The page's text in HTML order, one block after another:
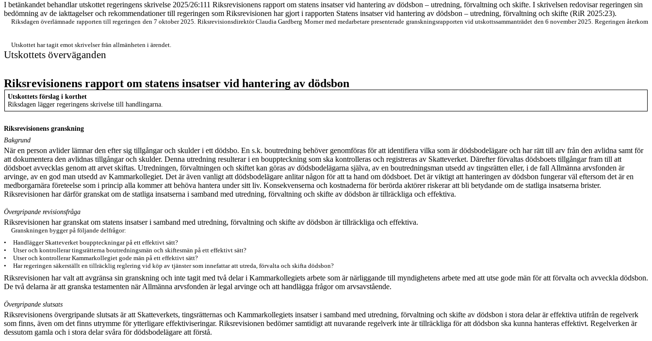
I betänkandet behandlar utskottet regeringens skrivelse 2025/26:111 Riksrevisionens rapport om statens insatser vid hantering av dödsbon – utredning, förvaltning och skifte. I skrivelsen redovisar regeringen sin
bedömning av de iakttagelser och rekommendationer till regeringen som Riksrevisionen har gjort i rapporten Statens insatser vid hantering av dödsbon – utredning, förvaltning och skifte (RiR 2025:23).
Riksdagen överlämnade rapporten till regeringen den 7 oktober 2025. Riksrevisionsdirektör Claudia Gardberg Morner med medarbetare presenterade granskningsrapporten vid utskottssammanträdet den 6 november 2025. Regeringen återkom
Utskottet har tagit emot skrivelser från allmänheten i ärendet.
Utskottets överväganden
Riksrevisionens rapport om statens insatser vid hantering av dödsbon
Utskottets förslag i korthet
Riksdagen lägger regeringens skrivelse till handlingarna.
Riksrevisionens granskning
Bakgrund
När en person avlider lämnar den efter sig tillgångar och skulder i ett dödsbo. En s.k. boutredning behöver genomföras för att identifiera vilka som är dödsbodelägare och har rätt till arv från den avlidna samt för
att dokumentera den avlidnas tillgångar och skulder. Denna utredning resulterar i en bouppteckning som ska kontrolleras och registreras av Skatteverket. Därefter förvaltas dödsboets tillgångar fram till att
dödsboet avvecklas genom att arvet skiftas. Utredningen, förvaltningen och skiftet kan göras av dödsbodelägarna själva, av en boutredningsman utsedd av tingsrätten eller, i de fall Allmänna arvsfonden är
arvinge, av en god man utsedd av Kammarkollegiet. Det är även vanligt att dödsbodelägare anlitar någon för att ta hand om dödsboet. Det är viktigt att hanteringen av dödsbon fungerar väl eftersom det är en
medborgarnära företeelse som i princip alla kommer att behöva hantera under sitt liv. Konsekvenserna och kostnaderna för berörda aktörer riskerar att bli betydande om de statliga insatserna brister.
Riksrevisionen har därför granskat om de statliga insatserna i samband med utredning, förvaltning och skifte av dödsbon är tillräckliga och effektiva.
Övergripande revisionsfråga
Riksrevisionen har granskat om statens insatser i samband med utredning, förvaltning och skifte av dödsbon är tillräckliga och effektiva.
Granskningen bygger på följande delfrågor:
• Handlägger Skatteverket bouppteckningar på ett effektivt sätt?
• Utser och kontrollerar tingsrätterna boutredningsmän och skiftesmän på ett effektivt sätt?
• Utser och kontrollerar Kammarkollegiet gode män på ett effektivt sätt?
• Har regeringen säkerställt en tillräcklig reglering vid köp av tjänster som innefattar att utreda, förvalta och skifta dödsbon?
Riksrevisionen har valt att avgränsa sin granskning och inte tagit med två delar i Kammarkollegiets arbete som är närliggande till myndighetens arbete med att utse gode män för att förvalta och avveckla dödsbon.
De två delarna är att granska testamenten när Allmänna arvsfonden är legal arvinge och att handlägga frågor om arvsavstående.
Övergripande slutsats
Riksrevisionens övergripande slutsats är att Skatteverkets, tingsrätternas och Kammarkollegiets insatser i samband med utredning, förvaltning och skifte av dödsbon i stora delar är effektiva utifrån de regelverk
som finns, även om det finns utrymme för ytterligare effektiviseringar. Riksrevisionen bedömer samtidigt att nuvarande regelverk inte är tillräckliga för att dödsbon ska kunna hanteras effektivt. Regelverken är
dessutom gamla och i stora delar svåra för dödsbodelägare att förstå.